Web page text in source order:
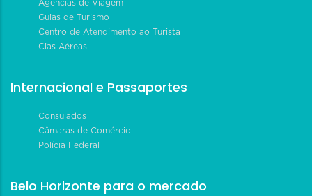
Agências de Viagem
Guias de Turismo
Centro de Atendimento ao Turista
Cias Aéreas
Internacional e Passaportes
Consulados
Câmaras de Comércio
Polícia Federal
Belo Horizonte para o mercado